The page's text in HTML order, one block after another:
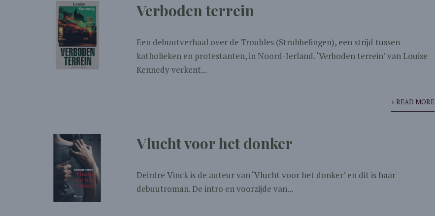
Verboden terrein
Een debuutverhaal over de Troubles (Strubbelingen), een strijd tussen
katholieken en protestanten, in Noord-Ierland. ‘Verboden terrein’ van Louise
Kennedy verkent...
+ READ MORE
Vlucht voor het donker
Deirdre Vinck is de auteur van ‘Vlucht voor het donker’ en dit is haar
debuutroman. De intro en voorzijde van...